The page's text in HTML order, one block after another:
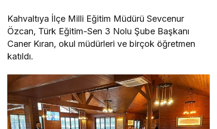
Kahvaltıya İlçe Milli Eğitim Müdürü Sevcenur
Özcan, Türk Eğitim-Sen 3 Nolu Şube Başkanı
Caner Kıran, okul müdürleri ve birçok öğretmen
katıldı.